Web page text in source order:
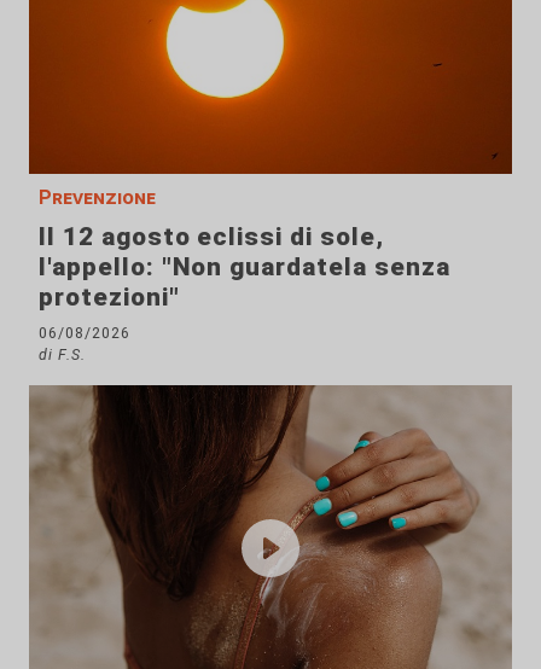
Prevenzione
Il 12 agosto eclissi di sole,
l'appello: "Non guardatela senza
protezioni"
06/08/2026
di F.S.